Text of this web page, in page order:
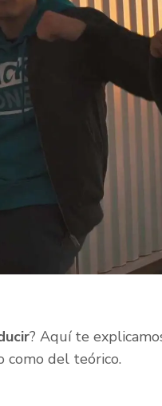
? Aquí te
como del teórico.